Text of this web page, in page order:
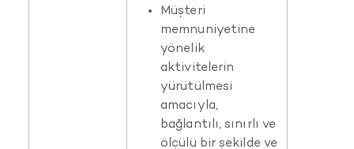
Müşteri
memnuniyetine
yönelik
aktivitelerin
yürütülmesi
amacıyla,
bağlantılı, sınırlı ve
ölçülü bir şekilde ve